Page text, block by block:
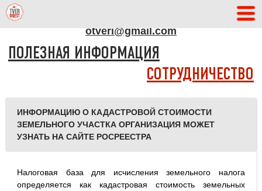
otveri@gmail.com
ПОЛЕЗНАЯ ИНФОРМАЦИЯ
СОТРУДНИЧЕСТВО
ИНФОРМАЦИЮ О КАДАСТРОВОЙ СТОИМОСТИ
ЗЕМЕЛЬНОГО УЧАСТКА ОРГАНИЗАЦИЯ МОЖЕТ
УЗНАТЬ НА САЙТЕ РОСРЕЕСТРА
Налоговая база для исчисления земельного налога
определяется как кадастровая стоимость земельных